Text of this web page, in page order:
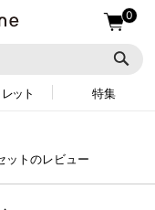
0
ット 特集
ットのレビュー